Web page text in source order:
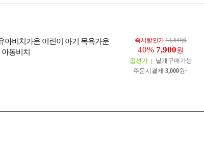
아비치가운 어린이 아기 목욕가운
동비치
즉시할인가13,300원
40% 7,900원
옵션가
낱개구매가능
주문시결제 3,000원~